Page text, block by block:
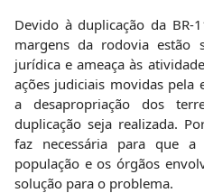
Devido à duplicação da BR-
margens da rodovia estão
jurídica e ameaça às
ações judiciais movidas pela
a desapropriação dos
duplicação seja realizada.
faz necessária para que
população e os órgãos
solução para o problema.